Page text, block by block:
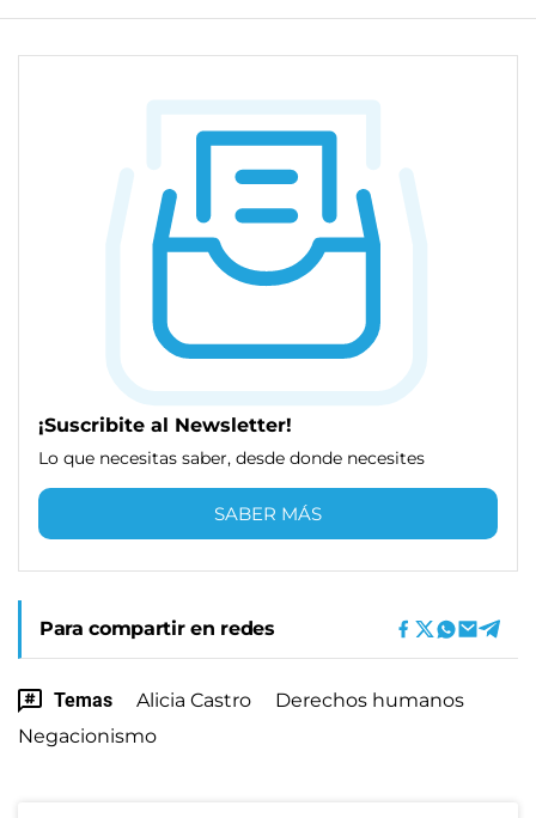
¡Suscribite al Newsletter!
Lo que necesitas saber, desde donde necesites
SABER MÁS
Para compartir en redes
Temas Alicia Castro
Derechos humanos
Negacionismo